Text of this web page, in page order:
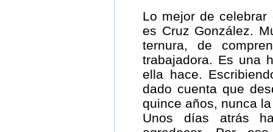
Lo mejor de celebrar
es Cruz González.
ternura, de
trabajadora. Es una
ella hace.
dado cuenta que
quince años, nunca
Unos días atrás